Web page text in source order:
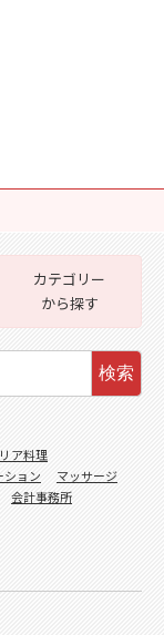
カテゴリー
から探す
検索
ア料理
ション
マッサージ
会計事務所